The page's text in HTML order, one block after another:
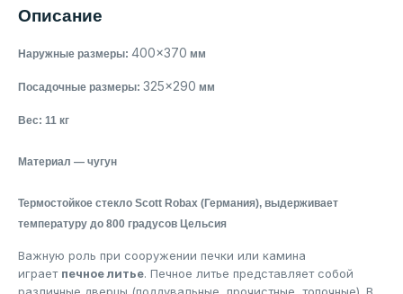
Описание
Наружные размеры: 400×370 мм
Посадочные размеры: 325×290 мм
Вес: 11 кг
Материал ― чугун
Термостойкое стекло Scott Robax (Германия), выдерживает
температуру до 800 градусов Цельсия
Важную роль при сооружении печки или камина
играет печное литье. Печное литье представляет собой